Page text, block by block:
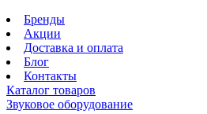
Бренды
Акции
Доставка и оплата
Блог
Контакты
Каталог товаров
Звуковое оборудование